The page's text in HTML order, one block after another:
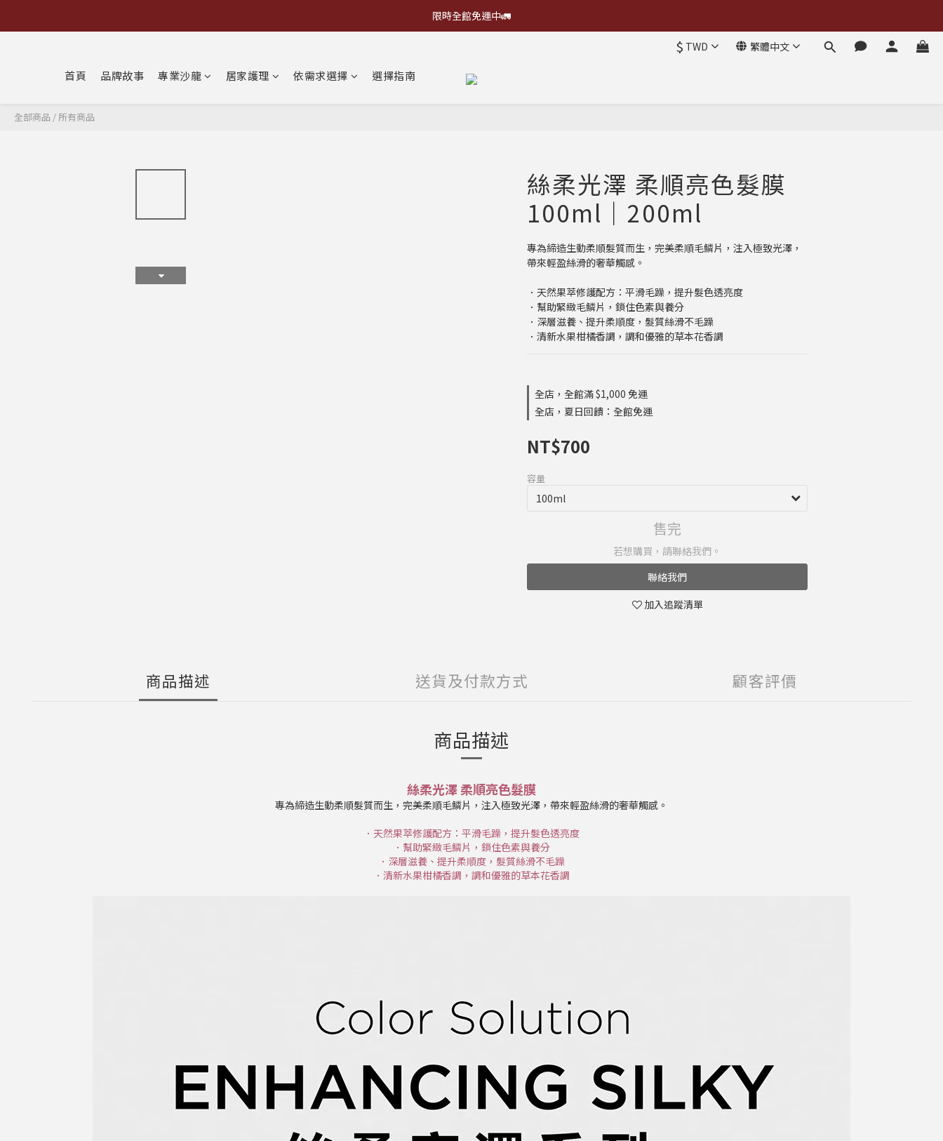
限時全館免運中🚛
$ TWD 繁體中文
首頁 品牌故事 專業沙龍 居家護理 依需求選擇 選擇指南
全部商品 / 所有商品
絲柔光澤 柔順亮色髮膜
100ml｜200ml
專為締造生動柔順髮質而生，完美柔順毛鱗片，注入極致光澤，
帶來輕盈絲滑的奢華觸感。
．天然果萃修護配方：平滑毛躁，提升髮色透亮度
．幫助緊緻毛鱗片，鎖住色素與養分
．深層滋養、提升柔順度，髮質絲滑不毛躁
．清新水果柑橘香調，調和優雅的草本花香調
全店，全館滿 $1,000 免運
全店，夏日回饋：全館免運
NT$700
容量
售完
若想購買，請聯絡我們。
聯絡我們
加入追蹤清單
商品描述 送貨及付款方式 顧客評價
商品描述
絲柔光澤 柔順亮色髮膜
專為締造生動柔順髮質而生，完美柔順毛鱗片，注入極致光澤，帶來輕盈絲滑的奢華觸感。
．天然果萃修護配方：平滑毛躁，提升髮色透亮度
．幫助緊緻毛鱗片，鎖住色素與養分
．深層滋養、提升柔順度，髮質絲滑不毛躁
．清新水果柑橘香調，調和優雅的草本花香調